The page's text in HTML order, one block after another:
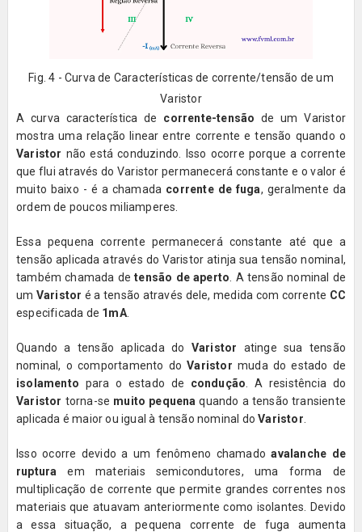
Fig. 4 - Curva de Características de corrente/tensão de um
Varistor
A curva característica de corrente-tensão de um Varistor
mostra uma relação linear entre corrente e tensão quando o
Varistor não está conduzindo. Isso ocorre porque a corrente
que flui através do Varistor permanecerá constante e o valor é
muito baixo - é a chamada corrente de fuga, geralmente da
ordem de poucos miliamperes.
Essa pequena corrente permanecerá constante até que a
tensão aplicada através do Varistor atinja sua tensão nominal,
também chamada detensão de aperto . A tensão nominal de
um Varistor é a tensão através dele, medida com corrente CC
especificada de 1mA.
Quando a tensão aplicada do Varistor atinge sua tensão
nominal, o comportamento doVaristor muda do estado de
isolamento para o estado de condução . A resistência do
Varistor torna-se muito pequena quando a tensão transiente
aplicada é maior ou igual à tensão nominal doVaristor
Isso ocorre devido a um fenômeno chamadoavalanche de
ruptura em materiais semicondutores, uma forma de
multiplicação de corrente que permite grandes correntes nos
materiais que atuavam anteriormente como isolantes. Devido
a essa situação, a pequena corrente de fuga aumenta